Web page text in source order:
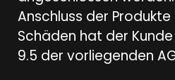
Anschluss der
Schäden hat der
9.5 der vorliegenden